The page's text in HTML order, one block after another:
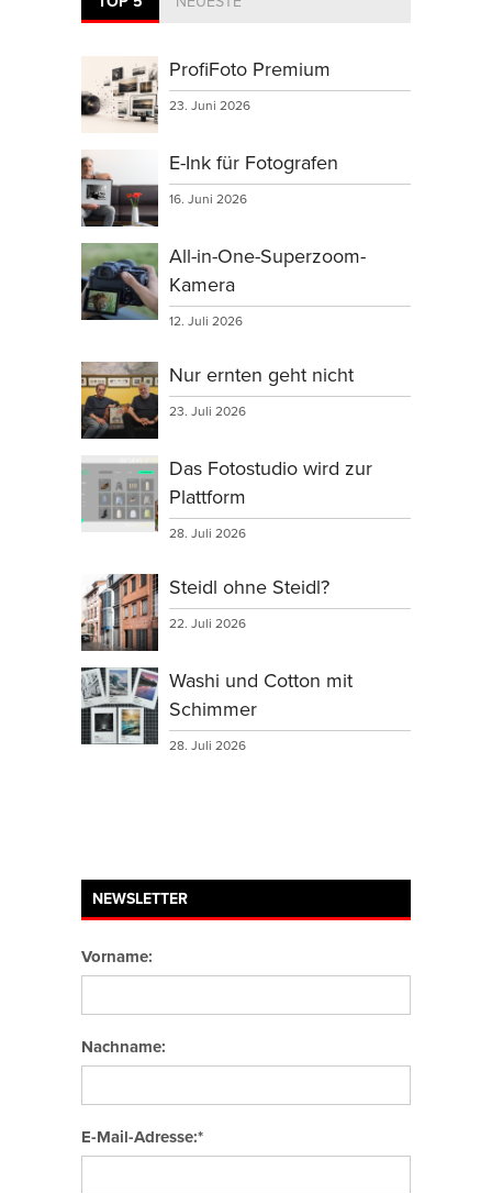
ProfiFoto Premium
23. Juni 2026
E-Ink für Fotografen
16. Juni 2026
All-in-One-Superzoom-
Kamera
12. Juli 2026
Nur ernten geht nicht
23. Juli 2026
Das Fotostudio wird zur
Plattform
28. Juli 2026
Steidl ohne Steidl?
22. Juli 2026
Washi und Cotton mit
Schimmer
28. Juli 2026
NEWSLETTER
Vorname:
Nachname:
E-Mail-Adresse:*